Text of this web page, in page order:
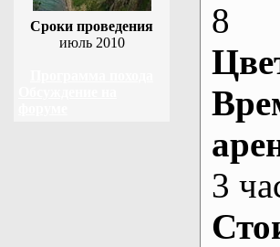
Сроки проведения
июль 2010
8
3